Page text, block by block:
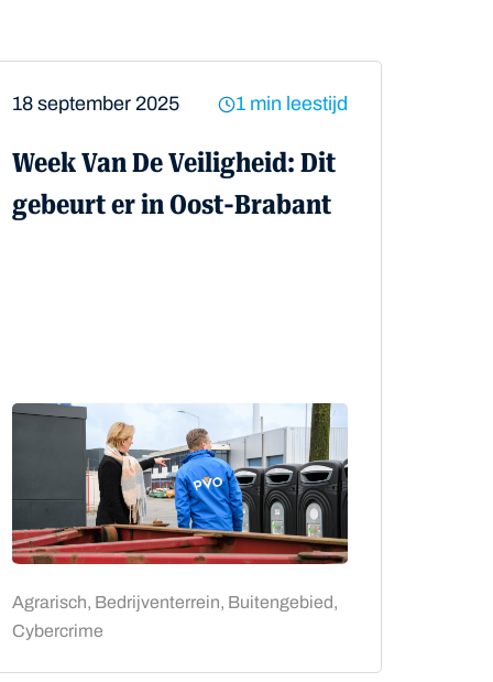
18 september 2025 1 min leestijd
Week Van De Veiligheid: Dit
gebeurt er in Oost-Brabant
Agrarisch, Bedrijventerrein, Buitengebied,
Cybercrime